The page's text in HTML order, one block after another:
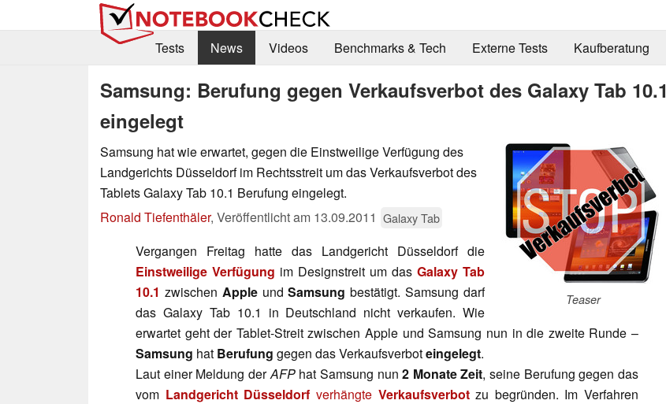
Tests
News Videos Benchmarks & Tech Externe Tests Kaufberatung
Samsung: Berufung gegen Verkaufsverbot des Galaxy Tab 10.1
eingelegt
Teaser
Samsung hat wie erwartet, gegen die Einstweilige Verfügung des
Landgerichts Düsseldorf im Rechtsstreit um das Verkaufsverbot des
Tablets Galaxy Tab 10.1 Berufung eingelegt.
Ronald Tiefenthäler, Veröffentlicht am 13.09.2011 Galaxy Tab
Vergangen Freitag hatte das Landgericht Düsseldorf die
Einstweilige Verfügung im Designstreit um das Galaxy Tab
10.1 zwischen AppleundSamsung bestätigt. Samsung darf
das Galaxy Tab 10.1 in Deutschland nicht verkaufen. Wie
erwartet geht der Tablet-Streit zwischen Apple und Samsung nun in die zweite Runde –
Samsung hat Berufung gegen das Verkaufsverboteingelegt.
Laut einer Meldung derAFPhat Samsung nun2 Monate Zeit, seine Berufung gegen das
vom Landgericht Düsseldorf verhängte Verkaufsverbotzu begründen. Im Verfahren